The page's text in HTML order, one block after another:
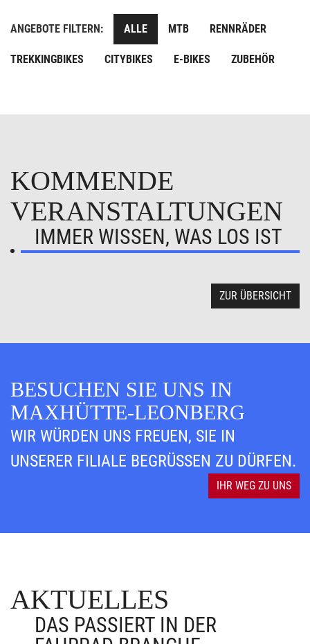
ANGEBOTE FILTERN: ALLE MTB RENNRÄDER
TREKKINGBIKES CITYBIKES E-BIKES ZUBEHÖR
KOMMENDE
VERANSTALTUNGEN
IMMER WISSEN, WAS LOS IST
ZUR ÜBERSICHT
BESUCHEN SIE UNS IN
MAXHÜTTE-LEONBERG
WIR WÜRDEN UNS FREUEN, SIE IN
UNSERER FILIALE BEGRÜSSEN ZU DÜRFEN.
IHR WEG ZU UNS
AKTUELLES
DAS PASSIERT IN DER